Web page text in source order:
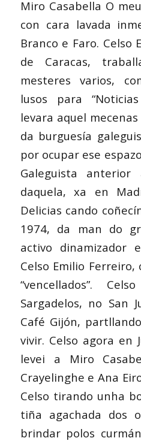
Miro Casabella O
con cara lavada
Branco e Faro. Celso
de Caracas,
mesteres varios,
lusos para
levara aquel
da burguesía
por ocupar ese
Galeguista
daquela, xa en
Delicias cando
1974, da man do
activo dinamizador
Celso Emilio
“vencellados”.
Sargadelos, no San
Café Gijón,
vivir. Celso agora en
levei a Miro
Crayelinghe e Ana
Celso tirando unha
tiña agachada dos
brindar polos